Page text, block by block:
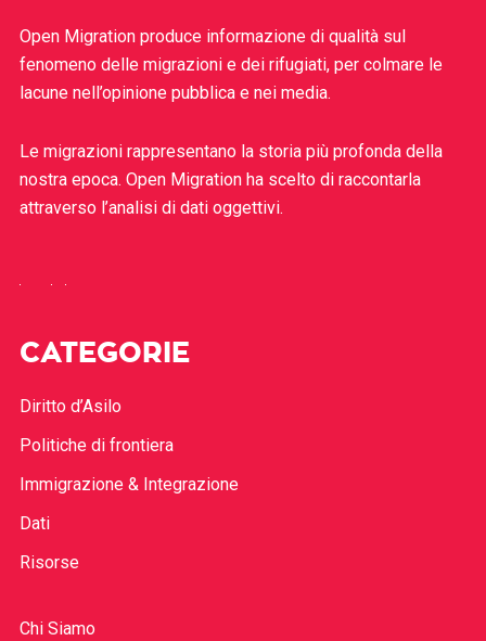
Open Migration produce informazione di qualità sul
fenomeno delle migrazioni e dei rifugiati, per colmare le
lacune nell’opinione pubblica e nei media.
Le migrazioni rappresentano la storia più profonda della
nostra epoca. Open Migration ha scelto di raccontarla
attraverso l’analisi di dati oggettivi.
CATEGORIE
Diritto d’Asilo
Politiche di frontiera
Immigrazione & Integrazione
Dati
Risorse
Chi Siamo